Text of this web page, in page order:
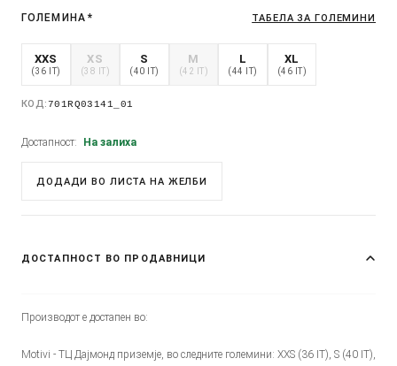
ГОЛЕМИНА * ТАБЕЛА ЗА ГОЛЕМИНИ
XXS
(36 IT)
XS
(38 IT)
S
(40 IT)
M
(42 IT)
L
(44 IT)
XL
(46 IT)
КОД:701RQ03141_01
Достапност: На залиха
ДОДАДИ ВО ЛИСТА НА ЖЕЛБИ
ДОСТАПНОСТ ВО ПРОДАВНИЦИ
Производот е достапен во:
Motivi - ТЦ Дајмонд приземје, во следните големини: XXS (36 IT), S (40 IT),